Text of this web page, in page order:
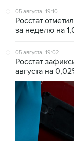
05 августа, 19:10
Росстат
за неделю на
05 августа, 19:02
Росстат
августа на